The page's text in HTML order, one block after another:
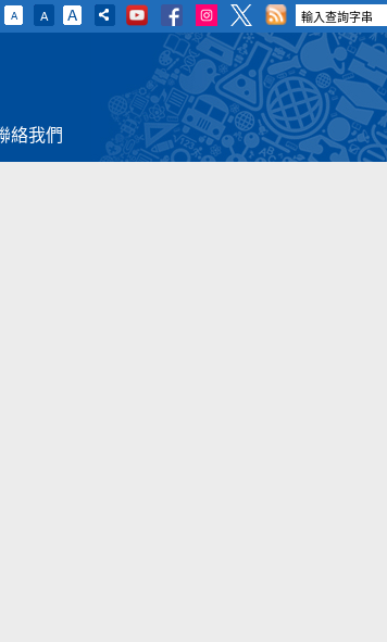
A A A
絡我們